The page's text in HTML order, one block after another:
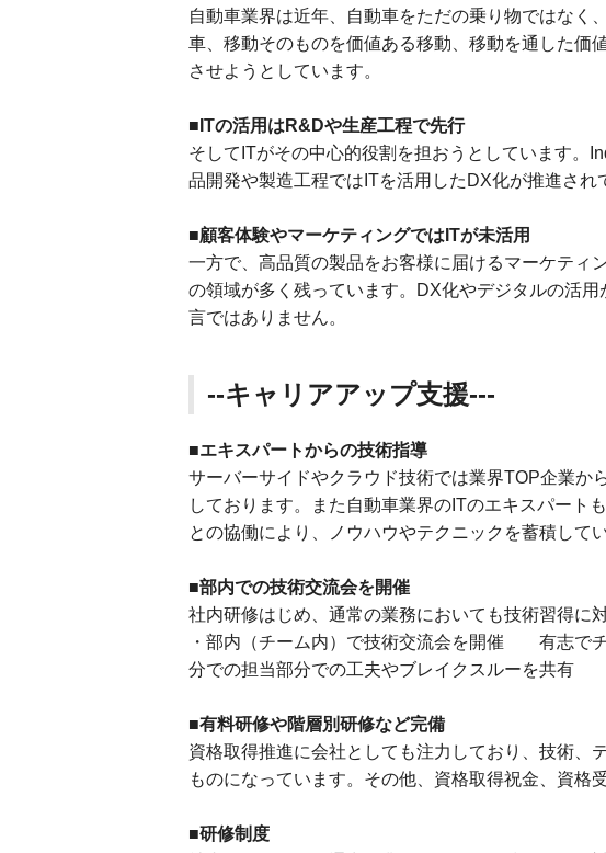
自動車業界は近年、自動車をただの乗り物ではなく
車、移動そのものを価値ある移動、移動を通した価
させようとしています。
■ITの活用はR&Dや生産工程で先行
そしてITがその中心的役割を担おうとしています。
品開発や製造工程ではITを活用したDX化が推進され
■顧客体験やマーケティングではITが未活用
一方で、高品質の製品をお客様に届けるマーケティ
の領域が多く残っています。DX化やデジタルの活
言ではありません。
--キャリアアップ支援---
■エキスパートからの技術指導
サーバーサイドやクラウド技術では業界TOP企業か
しております。また自動車業界のITのエキスパート
との協働により、ノウハウやテクニックを蓄積してい
■部内での技術交流会を開催
社内研修はじめ、通常の業務においても技術習得に
・部内（チーム内）で技術交流会を開催 有志で
分での担当部分での工夫やブレイクスルーを共有
■有料研修や階層別研修など完備
資格取得推進に会社としても注力しており、技術、
ものになっています。その他、資格取得祝金、資格
■研修制度